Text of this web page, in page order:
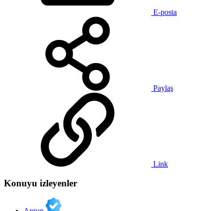
E-posta
Paylaş
Link
Konuyu izleyenler